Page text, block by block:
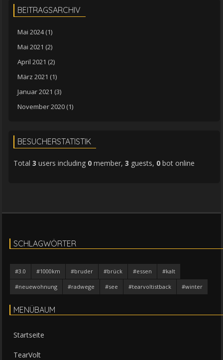
BEITRAGSARCHIV
Mai 2024(1)
Mai 2021 (2)
April 2021 (2)
März 2021 (1)
Januar 2021 (3)
November 2020 (1)
BESUCHERSTATISTIK
Total3 users including 0 member,3 guests, 0 bot online
SCHLAGWÖRTER
#3.0 #1000km #bruder #brück #essen #kalt
#neuewohnung #radwege #see #tearvoltistback #winter
MENÜBAUM
Startseite
TearVolt